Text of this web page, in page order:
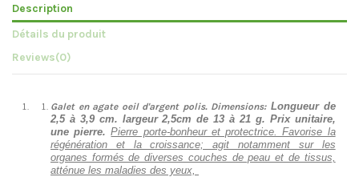
Description
Détails du produit
Reviews(0)
Galet en agate oeil d'argent polis.Dimensions:Longueur de
2,5 à 3,9 cm. largeur 2,5cm de 13 à 21 g. Prix unitaire,
une pierre.Pierre porte-bonheur et protectrice. Favorise la
régénération et la croissance; agit notamment sur les
organes formés de diverses couches de peau et de tissus,
atténue les maladies des yeux,